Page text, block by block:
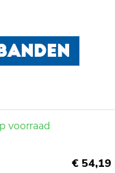
voorraad
€ 54,19